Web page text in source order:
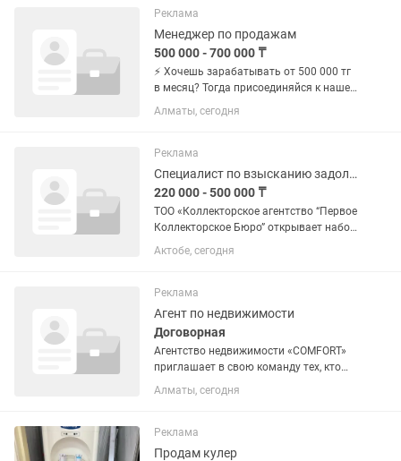
планов💸💸💸💸💸💸 - Просторный
современный офис с зоной...
Реклама
Менеджер по продажам
500 000 - 700 000 ₸
⚡ Хочешь зарабатывать от 500 000 тг
в месяц? Тогда присоединяйся к нашей
команде! Мы ищем менеджеров по
продажам. 📍 Работа в офисе, Алматы
25 лет 🎓 Обучаем...
Алматы, сегодня
Реклама
Специалист по взысканию задолженности
220 000 - 500 000 ₸
ТОО «Коллекторское агентство “Первое
Коллекторское Бюро” открывает набор
в команду специалистов по взысканию
задолженности. Позиция: Менеджер по
важен всему...
Актобе, сегодня
Реклама
Агент по недвижимости
Договорная
Агентство недвижимости «COMFORT»
приглашает в свою команду тех, кто
готов расти и зарабатывать достойно!
• Денег, чтобы...
Алматы, сегодня
Реклама
Продам кулер